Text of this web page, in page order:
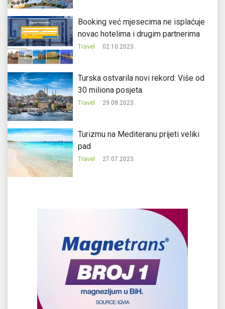
Booking već mjesecima ne isplaćuje
novac hotelima i drugim partnerima
Travel 02.10.2023.
Turska ostvarila novi rekord: Više od
30 miliona posjeta
Travel 29.08.2023.
Turizmu na Mediteranu prijeti veliki
pad
Travel 27.07.2023.